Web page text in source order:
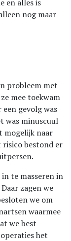
en alles is
nog maar
probleem met
mee toekwam
gevolg was
was minuscuul
mogelijk naar
bestond er
te masseren in
zagen we
we om
waarmee
we best
het